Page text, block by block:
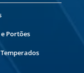
Portões